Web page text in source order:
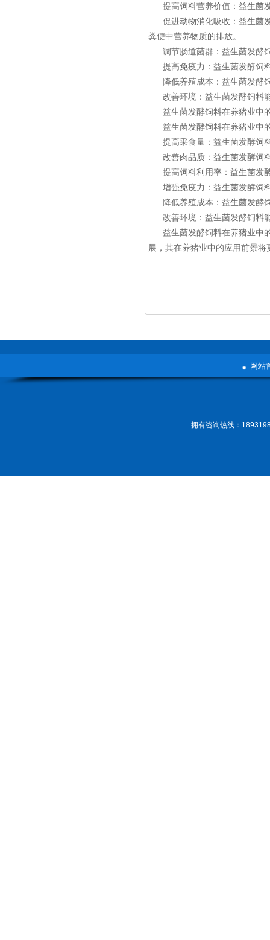
提高饲料营养价值：益生菌
促进动物消化吸收：益生菌
粪便中营养物质的排放。
调节肠道菌群：益生菌发酵
提高免疫力：益生菌发酵饲
降低养殖成本：益生菌发酵
改善环境：益生菌发酵饲料
益生菌发酵饲料在养猪业中
益生菌发酵饲料在养猪业中
提高采食量：益生菌发酵饲
改善肉品质：益生菌发酵饲
提高饲料利用率：益生菌发
增强免疫力：益生菌发酵饲
降低养殖成本：益生菌发酵
改善环境：益生菌发酵饲料
益生菌发酵饲料在养猪业中
展，其在养猪业中的应用前景将
网站
拥有咨询热线：